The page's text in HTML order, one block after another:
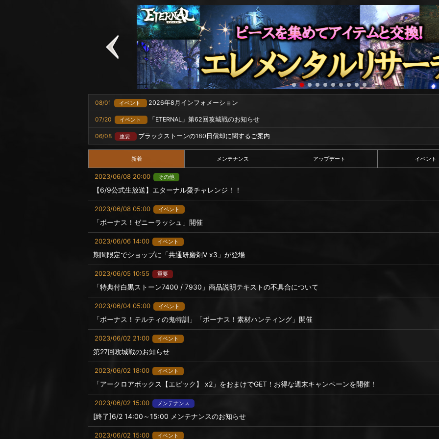
08/01 イベント 2026年8月インフォメーション
07/20 イベント 「ETERNAL」第62回攻城戦のお知らせ
06/08 重要 ブラックストーンの180日償却に関するご案内
新着 メンテナンス アップデート イベント
2023/06/08 20:00 その他
【6/9公式生放送】エターナル愛チャレンジ！！
2023/06/08 05:00 イベント
「ボーナス！ゼニーラッシュ」開催
2023/06/06 14:00 イベント
期間限定でショップに「共通研磨剤Ⅴ x3」が登場
2023/06/05 10:55 重要
「特典付白黒ストーン7400 / 7930」商品説明テキストの不具合について
2023/06/04 05:00 イベント
「ボーナス！テルティの鬼特訓」「ボーナス！素材ハンティング」開催
2023/06/02 21:00 イベント
第27回攻城戦のお知らせ
2023/06/02 18:00 イベント
「アークロアボックス【エピック】 x2」をおまけでGET！お得な週末キャンペーンを開催！
2023/06/02 15:00 メンテナンス
[終了]6/2 14:00～15:00 メンテナンスのお知らせ
2023/06/02 15:00 イベント